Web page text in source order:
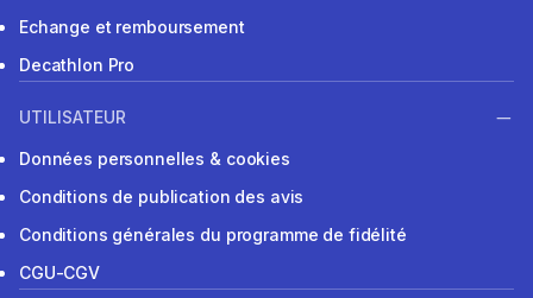
Echange et remboursement
Decathlon Pro
UTILISATEUR
Données personnelles & cookies
Conditions de publication des avis
Conditions générales du programme de fidélité
CGU-CGV